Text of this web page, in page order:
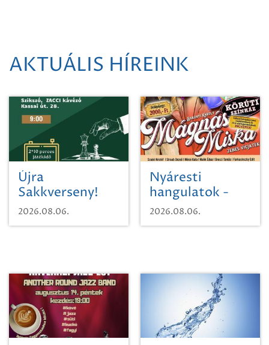
AKTUÁLIS HÍREINK
Újra
Sakkverseny!
2026.08.06.
Nyáresti
hangulatok -
Mágnás Miska
2026.08.06.